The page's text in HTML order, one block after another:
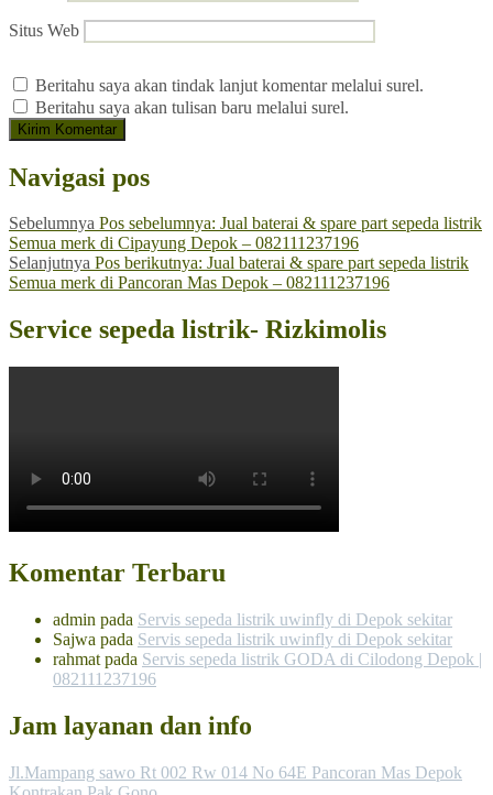
Situs Web
Beritahu saya akan tindak lanjut komentar melalui surel.
Beritahu saya akan tulisan baru melalui surel.
Navigasi pos
Sebelumnya Pos sebelumnya: Jual baterai & spare part sepeda listrik
Semua merk di Cipayung Depok – 082111237196
Selanjutnya Pos berikutnya: Jual baterai & spare part sepeda listrik
Semua merk di Pancoran Mas Depok – 082111237196
Service sepeda listrik- Rizkimolis
Komentar Terbaru
admin pada Servis sepeda listrik uwinfly di Depok sekitar
Sajwa pada Servis sepeda listrik uwinfly di Depok sekitar
rahmat pada Servis sepeda listrik GODA di Cilodong Depok |
082111237196
Jam layanan dan info
Jl.Mampang sawo Rt 002 Rw 014 No 64E Pancoran Mas Depok